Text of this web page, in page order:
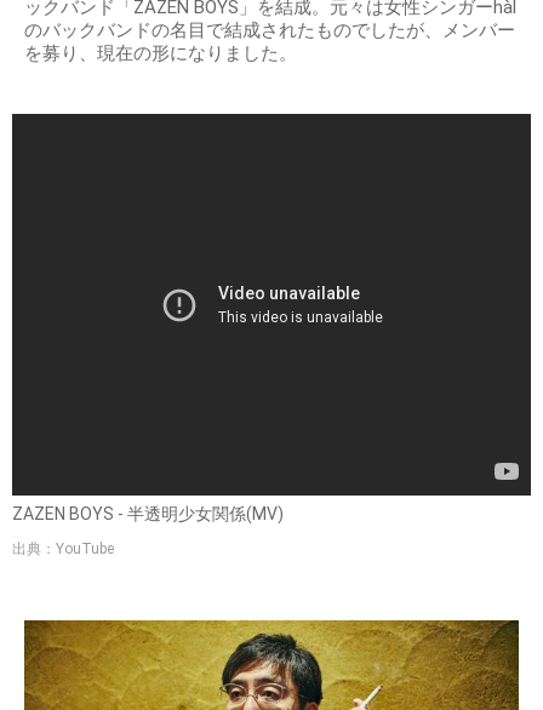
ックバンド「ZAZEN BOYS」を結成。元々は女性シンガーhàl
のバックバンドの名目で結成されたものでしたが、メンバー
を募り、現在の形になりました。
ZAZEN BOYS - 半透明少女関係(MV)
出典：YouTube